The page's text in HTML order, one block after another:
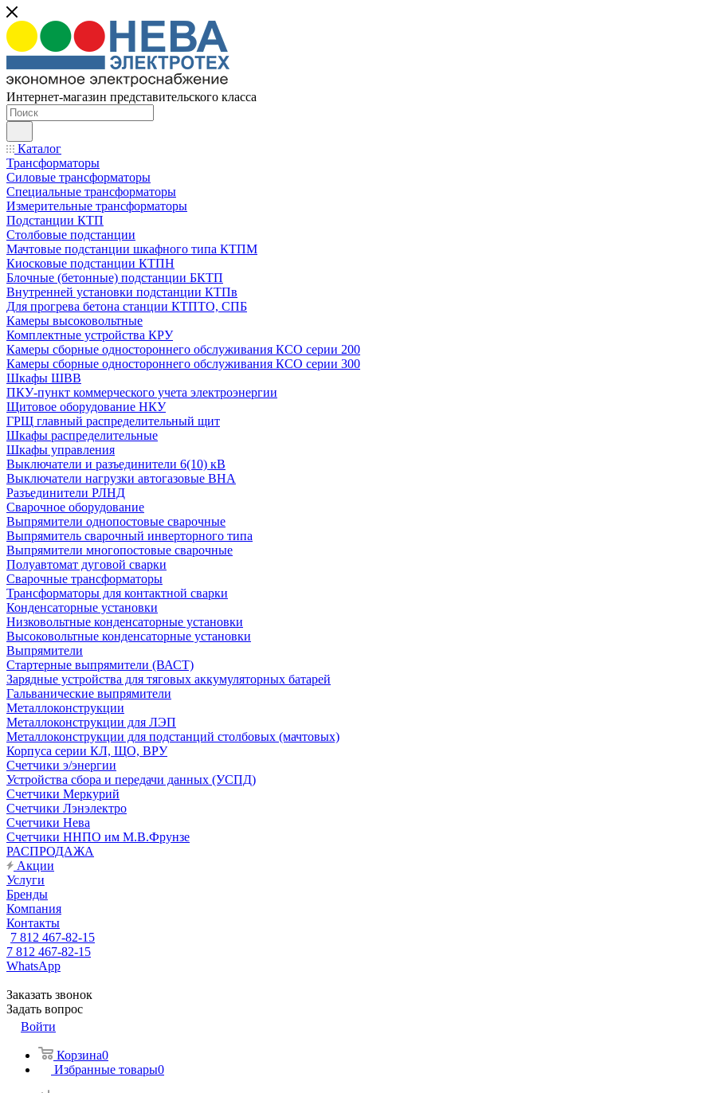
Интернет-магазин представительского класса
Каталог
Трансформаторы
Силовые трансформаторы
Специальные трансформаторы
Измерительные трансформаторы
Подстанции КТП
Столбовые подстанции
Мачтовые подстанции шкафного типа КТПМ
Киосковые подстанции КТПН
Блочные (бетонные) подстанции БКТП
Внутренней установки подстанции КТПв
Для прогрева бетона станции КТПТО, СПБ
Камеры высоковольтные
Комплектные устройства КРУ
Камеры сборные одностороннего обслуживания КСО серии 200
Камеры сборные одностороннего обслуживания КСО серии 300
Шкафы ШВВ
ПКУ-пункт коммерческого учета электроэнергии
Щитовое оборудование НКУ
ГРЩ главный распределительный щит
Шкафы распределительные
Шкафы управления
Выключатели и разъединители 6(10) кВ
Выключатели нагрузки автогазовые ВНА
Разъединители РЛНД
Сварочное оборудование
Выпрямители однопостовые сварочные
Выпрямитель сварочный инверторного типа
Выпрямители многопостовые сварочные
Полуавтомат дуговой сварки
Сварочные трансформаторы
Трансформаторы для контактной сварки
Конденсаторные установки
Низковольтные конденсаторные установки
Высоковольтные конденсаторные установки
Выпрямители
Стартерные выпрямители (ВАСТ)
Зарядные устройства для тяговых аккумуляторных батарей
Гальванические выпрямители
Металлоконструкции
Металлоконструкции для ЛЭП
Металлоконструкции для подстанций столбовых (мачтовых)
Корпуса серии КЛ, ЩО, ВРУ
Счетчики э/энергии
Устройства сбора и передачи данных (УСПД)
Счетчики Меркурий
Счетчики Лэнэлектро
Счетчики Нева
Счетчики ННПО им М.В.Фрунзе
РАСПРОДАЖА
Акции
Услуги
Бренды
Компания
Контакты
7 812 467-82-15
7 812 467-82-15
WhatsApp
Заказать звонок
Задать вопрос
Войти
Корзина0
Избранные товары0